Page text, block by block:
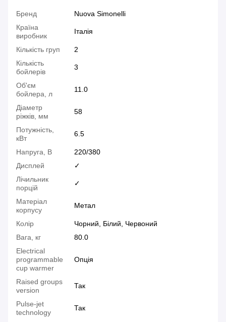
Бренд
Nuova Simonelli
Країна
виробник
Італія
Кількість груп
2
Кількість
бойлерів
3
Об'єм
бойлера, л
11.0
Діаметр
ріжків, мм
58
Потужність,
кВт
6.5
Напруга, В
220/380
Дисплей
✓
Лічильник
порцій
✓
Матеріал
корпусу
Метал
Колір
Чорний, Білий, Червоний
Вага, кг
80.0
Electrical
programmable
cup warmer
Опція
Raised groups
version
Так
Pulse-jet
technology
Так